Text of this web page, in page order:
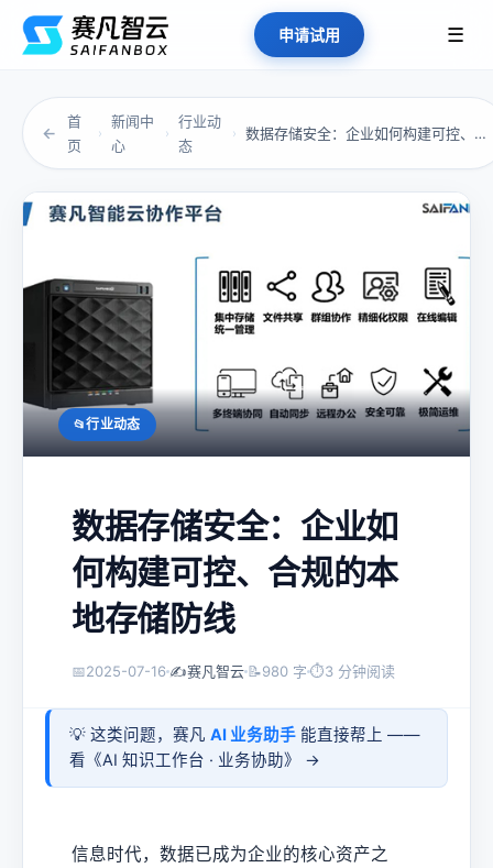
申请试用 ☰
←
首
页
›
新闻中
心
›
行业动
态
› 数据存储安全：企业如何构建可控、合规的本地存...
行业动态
数据存储安全：企业如
何构建可控、合规的本
地存储防线
📅2025-07-16 ✍️赛凡智云 📝980 字 ⏱3 分钟阅读
💡 这类问题，赛凡 AI 业务助手 能直接帮上 ——
看《AI 知识工作台 · 业务协助》 →
信息时代，数据已成为企业的核心资产之